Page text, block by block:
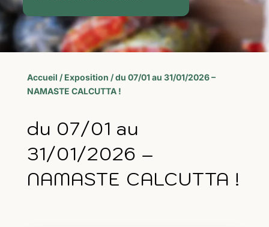
Accueil / Exposition / du 07/01 au 31/01/2026 –
NAMASTE CALCUTTA !
du 07/01 au
31/01/2026 –
NAMASTE CALCUTTA !